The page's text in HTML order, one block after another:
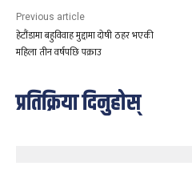
Previous article
हेटौंडामा बहुविवाह मुद्दामा दोषी ठहर भएकी
महिला तीन वर्षपछि पक्राउ
प्रतिक्रिया दिनुहोस्